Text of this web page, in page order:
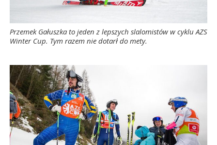
Przemek Gałuszka to jeden z lepszych slalomistów w cyklu AZS
Winter Cup. Tym razem nie dotarł do mety.